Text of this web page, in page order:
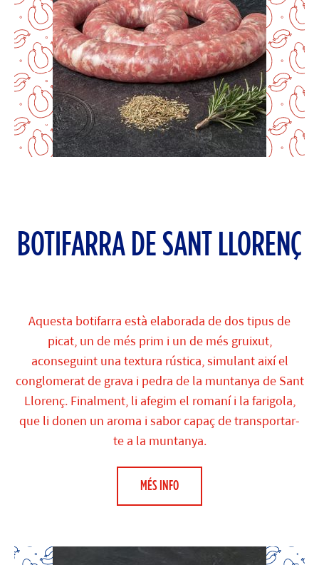
BOTIFARRA DE SANT LLORENÇ
Aquesta botifarra està elaborada de dos tipus de
picat, un de més prim i un de més gruixut,
aconseguint una textura rústica, simulant així el
conglomerat de grava i pedra de la muntanya de Sant
Llorenç. Finalment, li afegim el romaní i la farigola,
que li donen un aroma i sabor capaç de transportar-
te a la muntanya.
MÉS INFO